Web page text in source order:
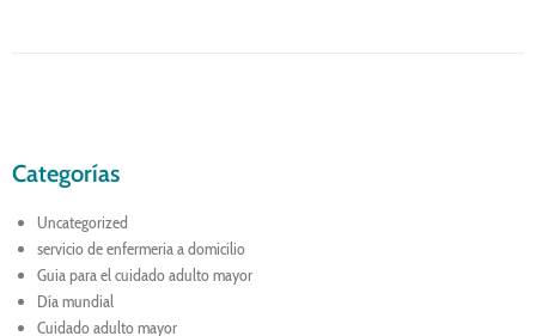
Categorías
Uncategorized
servicio de enfermeria a domicilio
Guia para el cuidado adulto mayor
Día mundial
Cuidado adulto mayor